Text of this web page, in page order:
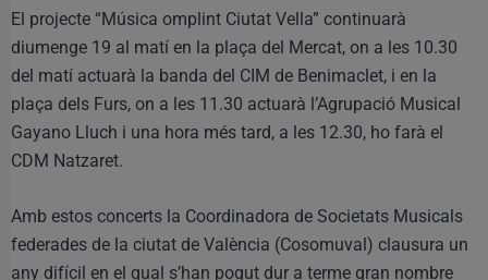
El projecte “Música omplint Ciutat Vella” continuarà
diumenge 19 al matí en la plaça del Mercat, on a les 10.30
del matí actuarà la banda del CIM de Benimaclet, i en la
plaça dels Furs, on a les 11.30 actuarà l’Agrupació Musical
Gayano Lluch i una hora més tard, a les 12.30, ho farà el
CDM Natzaret.
Amb estos concerts la Coordinadora de Societats Musicals
federades de la ciutat de València (Cosomuval) clausura un
any difícil en el qual s’han pogut dur a terme gran nombre